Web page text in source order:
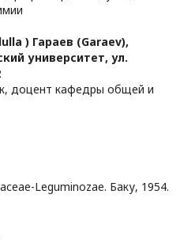
) Гараев (Garaev),
университет, ул.
доцент кафедры общей и
Leguminozae. Баку, 1954.